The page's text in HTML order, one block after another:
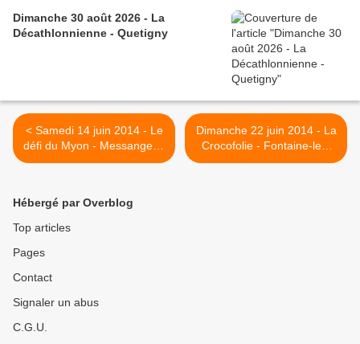
Dimanche 30 août 2026 - La
Décathlonnienne - Quetigny
< Samedi 14 juin 2014 - Le
défi du Myon - Messanges -
ANNULE
Dimanche 22 juin 2014 - La
Crocofolie - Fontaine-les-
Dijon >
Hébergé par Overblog
Top articles
Pages
Contact
Signaler un abus
C.G.U.